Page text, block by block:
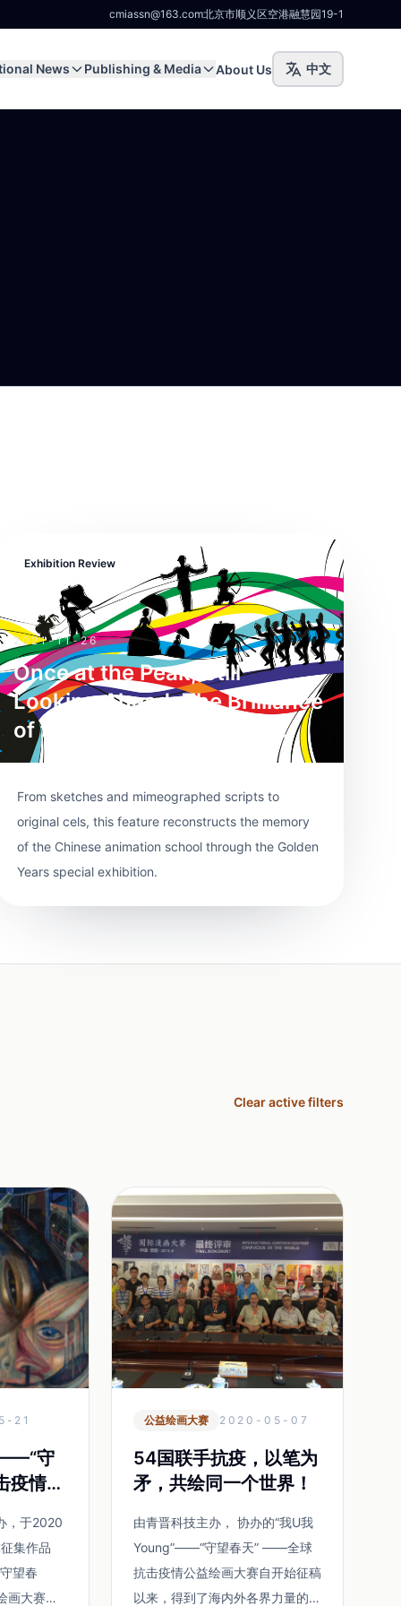
cmiassn@163.com北京市顺义区空港融慧园19-1
News Publishing & Media About Us 中文
Exhibition Review
2021-11-26
Once at the Peak, Still
Looking Ahead: The Brilliance
of the Chinese Animation
School
From sketches and mimeographed scripts to
original cels, this feature reconstructs the memory
of the Chinese animation school through the Golden
Years special exhibition.
Clear active filters
21
守
疫情公
，于2020
集作品
望春
画大赛在
公益绘画大赛 2020-05-07
54国联手抗疫，以笔为
矛，共绘同一个世界！
由青晋科技主办， 协办的“我U我
Young”——“守望春天” ——全球
抗击疫情公益绘画大赛自开始征稿
以来，得到了海内外各界力量的支